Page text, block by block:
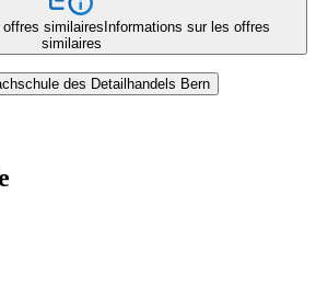
offres similaires Informations sur les offres
similaires
des Detailhandels Bern